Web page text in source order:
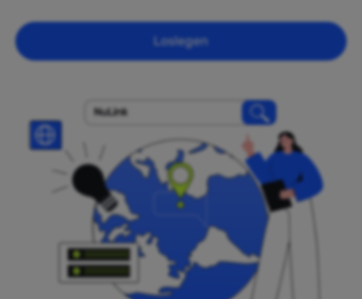
Loslegen
NuLink